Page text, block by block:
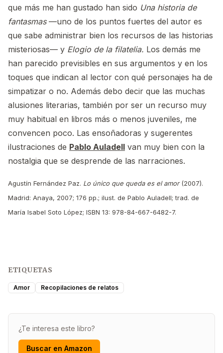
que más me han gustado han sido Una historia de
fantasmas—uno de los puntos fuertes del autor es
que sabe administrar bien los recursos de las historias
misteriosas— y Elogio de la filatelia. Los demás me
han parecido previsibles en sus argumentos y en los
toques que indican al lector con qué personajes ha de
simpatizar o no. Además debo decir que las muchas
alusiones literarias, también por ser un recurso muy
muy habitual en libros más o menos juveniles, me
convencen poco. Las ensoñadoras y sugerentes
ilustraciones de Pablo Auladell van muy bien con la
nostalgia que se desprende de las narraciones.
Agustín Fernández Paz. Lo único que queda es el amor(2007).
Madrid: Anaya, 2007; 176 pp.; ilust. de Pablo Auladell; trad. de
María Isabel Soto López; ISBN 13: 978-84-667-6482-7.
ETIQUETAS
Amor Recopilaciones de relatos
¿Te interesa este libro?
Buscar en Amazon